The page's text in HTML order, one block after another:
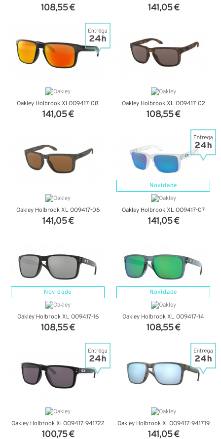
108,55 €
141,05 €
Oakley Holbrook Xl OO9417-08
141,05 €
Oakley Holbrook XL OO9417-02
108,55 €
Oakley Holbrook XL OO9417-06
141,05 €
Novidade
Oakley Holbrook XL OO9417-07
141,05 €
Novidade
Oakley Holbrook XL OO9417-16
108,55 €
Novidade
Oakley Holbrook XL OO9417-14
108,55 €
Oakley Holbrook Xl OO9417-941722
100,75 €
Oakley Holbrook Xl OO9417-941719
141,05 €